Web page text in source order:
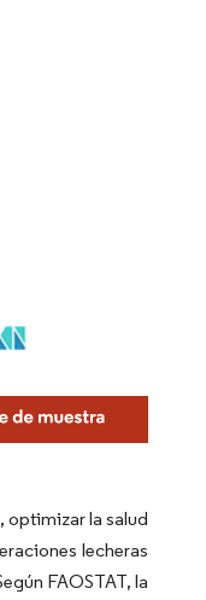
optimizar la salud
lecheras
FAOSTAT, la